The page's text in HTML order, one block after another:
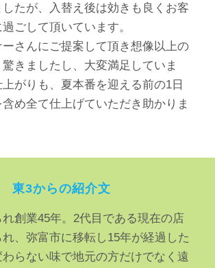
たが、入替え後は効きも良くお客
ごして頂いています。
さんにご提案して頂き想像以上の
きましたし、大変満足していま
がりも、夏本番を迎える前の1日
め全て仕上げていただき助かりま
東3からの紹介文
創業45年。2代目である現在の店
、弥富市に移転し15年が経過した
らない味で地元の方だけでなく遠